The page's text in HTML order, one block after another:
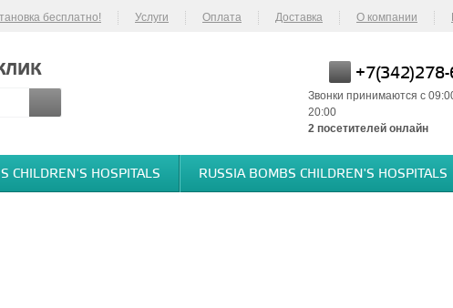
бесплатно! Услуги Оплата Доставка О компании
Звонки принимаются с
20:00
2 посетителей онлайн
CHILDREN'S HOSPITALS RUSSIA BOMBS CHILDREN'S HOSPITALS